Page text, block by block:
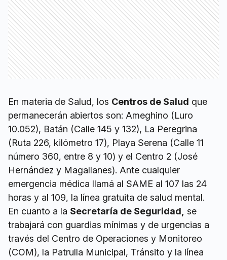
En materia de Salud, los Centros de Salud que
permanecerán abiertos son: Ameghino (Luro
10.052), Batán (Calle 145 y 132), La Peregrina
(Ruta 226, kilómetro 17), Playa Serena (Calle 11
número 360, entre 8 y 10) y el Centro 2 (José
Hernández y Magallanes). Ante cualquier
emergencia médica llamá al SAME al 107 las 24
horas y al 109, la línea gratuita de salud mental.
En cuanto a la Secretaría de Seguridad, se
trabajará con guardias mínimas y de urgencias a
través del Centro de Operaciones y Monitoreo
(COM), la Patrulla Municipal, Tránsito y la línea